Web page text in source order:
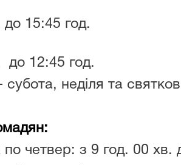
до 15:45 год.
до 12:45 год.
- субота, неділя та
по четвер: з 9 год. 00 хв.